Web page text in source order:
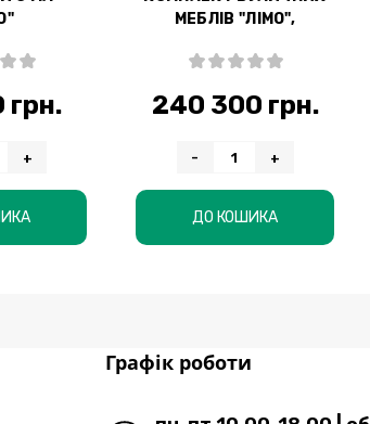
грн.
+
МЕБЛІВ "ЛІМО",
240 300 грн.
- +
ДО КОШИКА
Графік роботи